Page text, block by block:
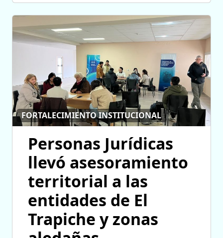
FORTALECIMIENTO INSTITUCIONAL
Personas Jurídicas
llevó asesoramiento
territorial a las
entidades de El
Trapiche y zonas